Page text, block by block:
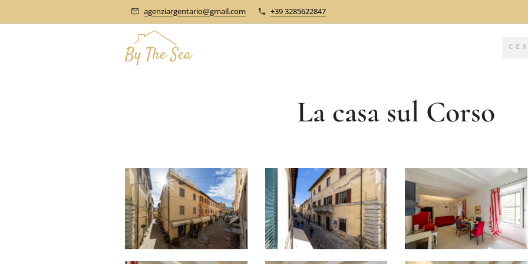
agenziargentario@gmail.com +39 3285622847
La casa sul Corso